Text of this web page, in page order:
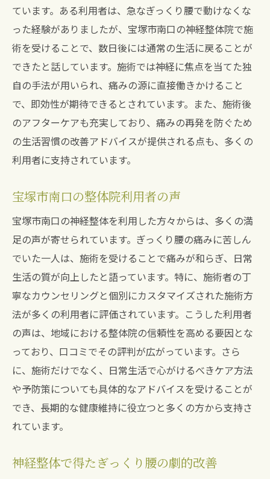
ています。ある利用者は、急なぎっくり腰で動けなくな
った経験がありましたが、宝塚市南口の神経整体院で施
術を受けることで、数日後には通常の生活に戻ることが
できたと話しています。施術では神経に焦点を当てた独
自の手法が用いられ、痛みの源に直接働きかけること
で、即効性が期待できるとされています。また、施術後
のアフターケアも充実しており、痛みの再発を防ぐため
の生活習慣の改善アドバイスが提供される点も、多くの
利用者に支持されています。
宝塚市南口の整体院利用者の声
宝塚市南口の神経整体を利用した方々からは、多くの満
足の声が寄せられています。ぎっくり腰の痛みに苦しん
でいた一人は、施術を受けることで痛みが和らぎ、日常
生活の質が向上したと語っています。特に、施術者の丁
寧なカウンセリングと個別にカスタマイズされた施術方
法が多くの利用者に評価されています。こうした利用者
の声は、地域における整体院の信頼性を高める要因とな
っており、口コミでその評判が広がっています。さら
に、施術だけでなく、日常生活で心がけるべきケア方法
や予防策についても具体的なアドバイスを受けることが
でき、長期的な健康維持に役立つと多くの方から支持さ
れています。
神経整体で得たぎっくり腰の劇的改善